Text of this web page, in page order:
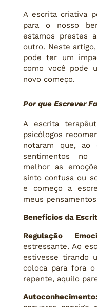
A escrita criativa
para o nosso
estamos prestes
outro. Neste
pode ter um
como você pode
novo começo.
Por que Escrever
A escrita
psicólogos
notaram que, ao
sentimentos no
melhor as
sinto confusa ou
e começo a
meus
Benefícios da
Regulação
estressante. Ao
estivesse tirando
coloca para fora
repente, aquilo
Autoconhecimento: